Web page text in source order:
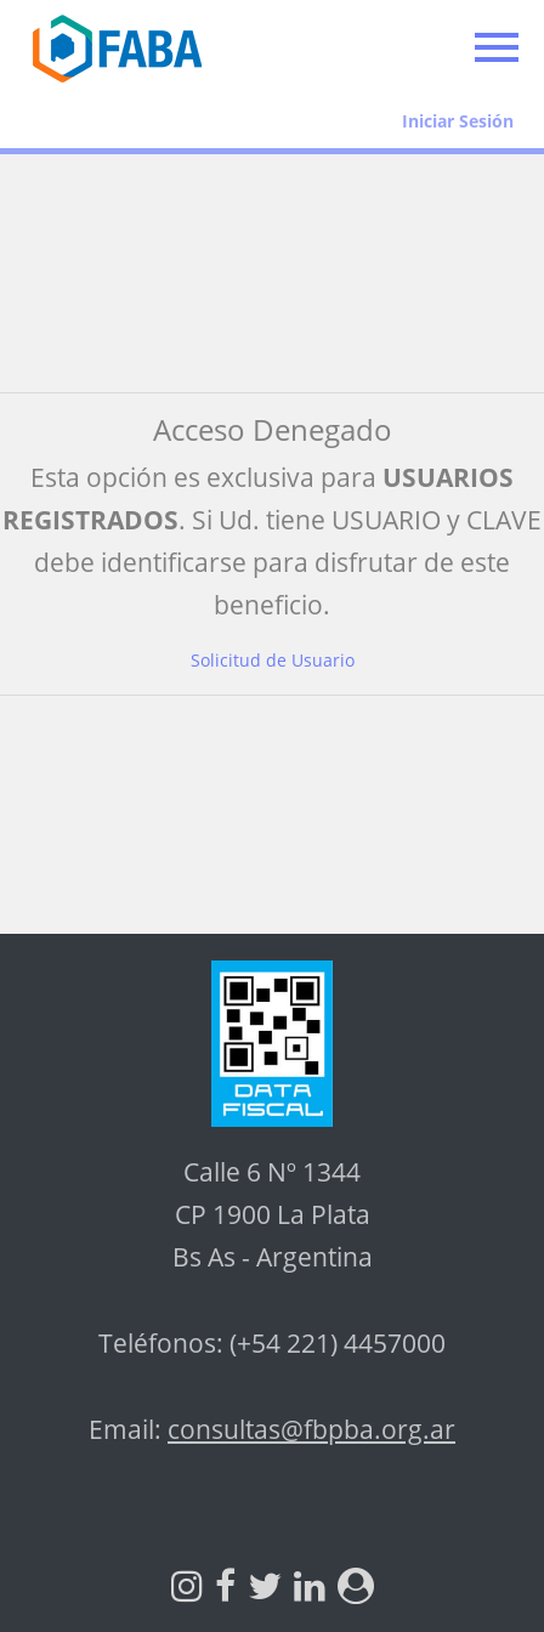
Iniciar Sesión
Acceso Denegado
Esta opción es exclusiva para USUARIOS
REGISTRADOS. Si Ud. tiene USUARIO y CLAVE
debe identificarse para disfrutar de este
beneficio.
Solicitud de Usuario
Calle 6 Nº 1344
CP 1900 La Plata
Bs As - Argentina
Teléfonos: (+54 221) 4457000
Email: consultas@fbpba.org.ar